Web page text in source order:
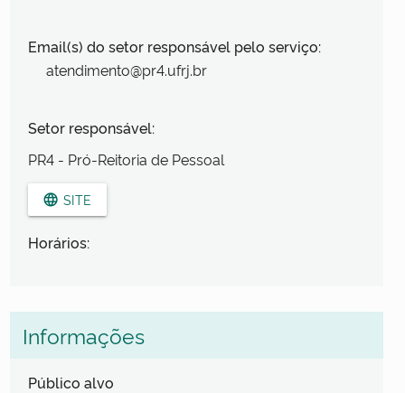
Email(s) do setor responsável pelo serviço:
atendimento@pr4.ufrj.br
Setor responsável:
PR4 - Pró-Reitoria de Pessoal
language SITE
Horários:
Informações
Público alvo